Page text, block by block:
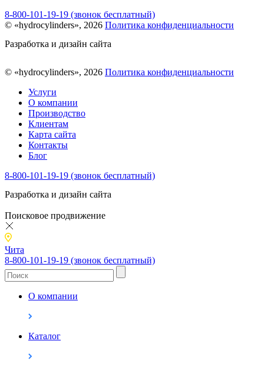
8-800-101-19-19 (звонок бесплатный)
© «hydrocylinders», 2026 Политика конфиденциальности
Разработка и дизайн сайта
© «hydrocylinders», 2026 Политика конфиденциальности
Услуги
О компании
Производство
Клиентам
Карта сайта
Контакты
Блог
8-800-101-19-19 (звонок бесплатный)
Разработка и дизайн сайта
Поисковое продвижение
Чита
8-800-101-19-19 (звонок бесплатный)
О компании
Каталог